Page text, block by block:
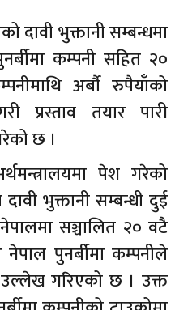
दावी भुक्तानी सम्बन्धमा
कम्पनी सहित २०
अर्बौ रुपैयाँको
प्रस्ताव तयार पारी
छ ।
पेश गरेको
भुक्तानी सम्बन्धी दुई
सञ्चालित २० वटै
नेपाल पुनर्बीमा कम्पनीले
उल्लेख गरिएको छ । उक्त